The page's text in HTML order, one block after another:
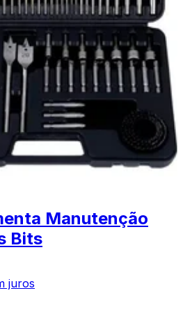
Manutenção
Bits
juros